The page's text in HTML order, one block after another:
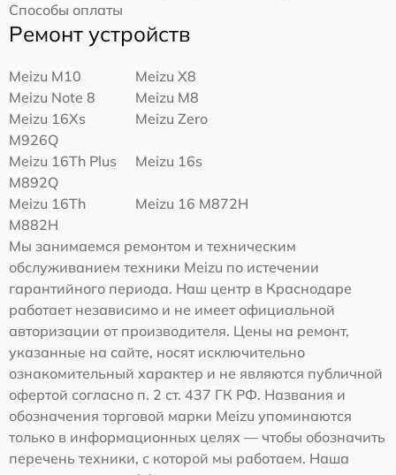
Способы оплаты
Ремонт устройств
Meizu M10
Meizu X8
Meizu Note 8
Meizu M8
Meizu 16Xs
M926Q
Meizu Zero
Meizu 16Th Plus
M892Q
Meizu 16s
Meizu 16Th
M882H
Meizu 16 M872H
Мы занимаемся ремонтом и техническим
обслуживанием техники Meizu по истечении
гарантийного периода. Наш центр в Краснодаре
работает независимо и не имеет официальной
авторизации от производителя. Цены на ремонт,
указанные на сайте, носят исключительно
ознакомительный характер и не являются публичной
офертой согласно п. 2 ст. 437 ГК РФ. Названия и
обозначения торговой марки Meizu упоминаются
только в информационных целях — чтобы обозначить
перечень техники, с которой мы работаем. Наша